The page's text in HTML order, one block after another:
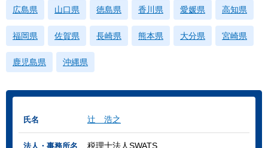
広島県 山口県 徳島県 香川県 愛媛県 高知県
福岡県 佐賀県 長崎県 熊本県 大分県 宮崎県
鹿児島県 沖縄県
氏名 辻 浩之
法人・事務所名 税理士法人SWATS